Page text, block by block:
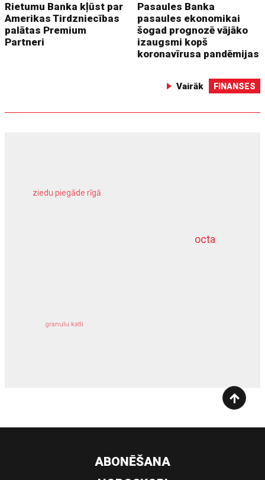
Rietumu Banka kļūst par
Amerikas Tirdzniecības
palātas Premium
Partneri
Pasaules Banka
pasaules ekonomikai
šogad prognozē vājāko
izaugsmi kopš
koronavīrusa pandēmijas
Vairāk FINANSES
octa
ziedu piegāde rīgā
granulu katli
dziļurbums
ABONĒŠANA